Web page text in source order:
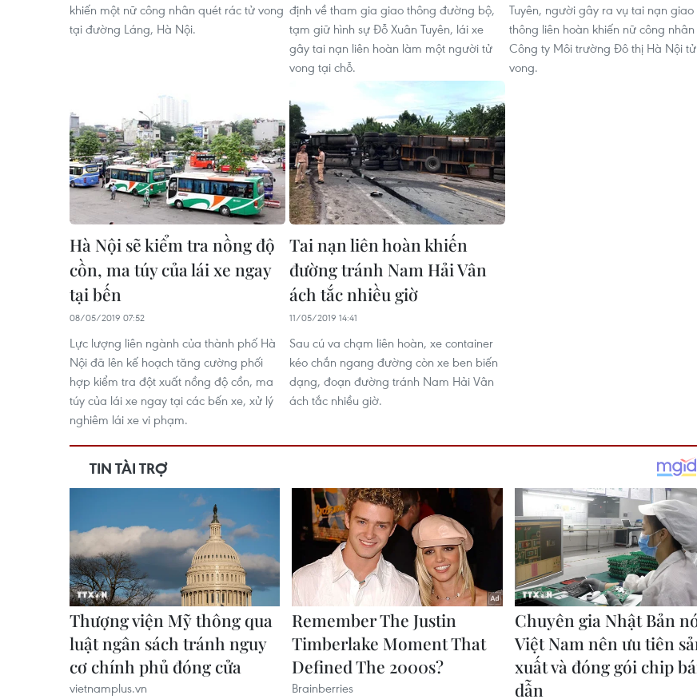
khiến một nữ công nhân quét rác tử vong
tại đường Láng, Hà Nội.
định về tham gia giao thông đường bộ,
tạm giữ hình sự Đỗ Xuân Tuyên, lái xe
gây tai nạn liên hoàn làm một người tử
vong tại chỗ.
Tuyên, người gây ra vụ tai nạn giao
thông liên hoàn khiến nữ công nhân
Công ty Môi trường Đô thị Hà Nội tử
vong.
Hà Nội sẽ kiểm tra nồng độ
cồn, ma túy của lái xe ngay
tại bến
08/05/2019 07:52
Lực lượng liên ngành của thành phố Hà
Nội đã lên kế hoạch tăng cường phối
hợp kiểm tra đột xuất nồng độ cồn, ma
túy của lái xe ngay tại các bến xe, xử lý
nghiêm lái xe vi phạm.
Tai nạn liên hoàn khiến
đường tránh Nam Hải Vân
ách tắc nhiều giờ
11/05/2019 14:41
Sau cú va chạm liên hoàn, xe container
kéo chắn ngang đường còn xe ben biến
dạng, đoạn đường tránh Nam Hải Vân
ách tắc nhiều giờ.